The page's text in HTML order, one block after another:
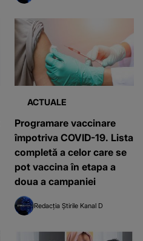
ACTUALE
Programare vaccinare
împotriva COVID-19. Lista
completă a celor care se
pot vaccina în etapa a
doua a campaniei
Redacția Știrile Kanal D